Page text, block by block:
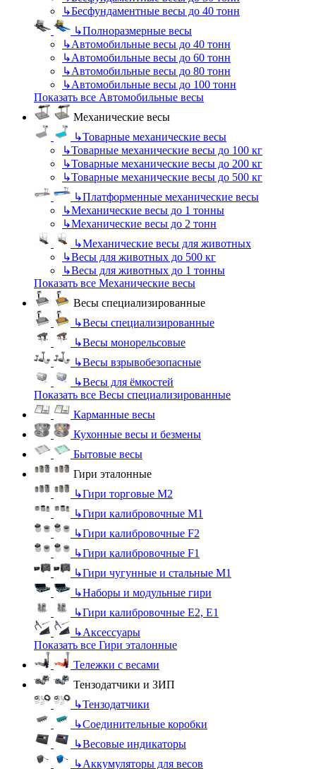
↳Бесфундаментные весы до 40 тонн
↳Полноразмерные весы
↳Автомобильные весы до 40 тонн
↳Автомобильные весы до 60 тонн
↳Автомобильные весы до 80 тонн
↳Автомобильные весы до 100 тонн
Показать все Автомобильные весы
Механические весы
↳Товарные механические весы
↳Товарные механические весы до 100 кг
↳Товарные механические весы до 200 кг
↳Товарные механические весы до 500 кг
↳Платформенные механические весы
↳Механические весы до 1 тонны
↳Механические весы до 2 тонн
↳Механические весы для животных
↳Весы для животных до 500 кг
↳Весы для животных до 1 тонны
Показать все Механические весы
Весы специализированные
↳Весы специализированные
↳Весы монорельсовые
↳Весы взрывобезопасные
↳Весы для ёмкостей
Показать все Весы специализированные
Карманные весы
Кухонные весы и безмены
Бытовые весы
Гири эталонные
↳Гири торговые М2
↳Гири калибровочные М1
↳Гири калибровочные F2
↳Гири калибровочные F1
↳Гири чугунные и стальные М1
↳Наборы и модульные гири
↳Гири калибровочные E2, Е1
↳Аксессуары
Показать все Гири эталонные
Тележки с весами
Тензодатчики и ЗИП
↳Тензодатчики
↳Соединительные коробки
↳Весовые индикаторы
↳Аккумуляторы для весов